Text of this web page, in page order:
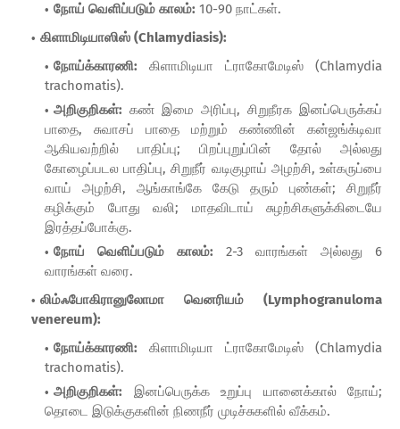
நோய் வெளிப்படும் காலம்: 10-90 நாட்கள்.
கிளாமிடியாஸிஸ் (Chlamydiasis):
நோய்க்காரணி: கிளாமிடியா ட்ராகோமேடிஸ் (Chlamydia
trachomatis).
அறிகுறிகள்: கண் இமை அரிப்பு, சிறுநீரக இனப்பெருக்கப்
பாதை, சுவாசப் பாதை மற்றும் கண்ணின் கன்ஜங்க்டிவா
ஆகியவற்றில் பாதிப்பு; பிறப்புறுப்பின் தோல் அல்லது
கோழைப்படல பாதிப்பு, சிறுநீர் வடிகுழாய் அழற்சி, உள்கருப்பை
வாய் அழற்சி, ஆங்காங்கே கேடு தரும் புண்கள்; சிறுநீர்
கழிக்கும் போது வலி; மாதவிடாய் சுழற்சிகளுக்கிடையே
இரத்தப்போக்கு.
நோய் வெளிப்படும் காலம்: 2-3 வாரங்கள் அல்லது 6
வாரங்கள் வரை.
லிம்ஃபோகிரானுலோமா வெனரியம் (Lymphogranuloma
venereum):
நோய்க்காரணி: கிளாமிடியா ட்ராகோமேடிஸ் (Chlamydia
trachomatis).
அறிகுறிகள்: இனப்பெருக்க உறுப்பு யானைக்கால் நோய்;
தொடை இடுக்குகளின் நிணநீர் முடிச்சுகளில் வீக்கம்.